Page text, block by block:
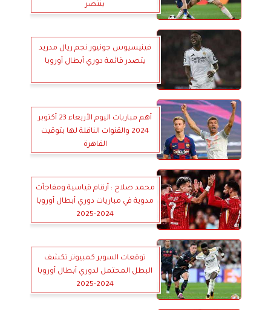
ينتصر
فينيسيوس جونيور نجم ريال مدريد
يتصدر قائمة دوري أبطال أوروبا
أهم مباريات اليوم الأربعاء 23 أكتوبر
2024 والقنوات الناقلة لها بتوقيت
القاهرة
محمد صلاح : أرقام قياسية ومفاجآت
مدوية في مباريات دوري أبطال أوروبا
2024-2025
توقعات السوبر كمبيوتر تكشف
البطل المحتمل لدوري أبطال أوروبا
2024-2025